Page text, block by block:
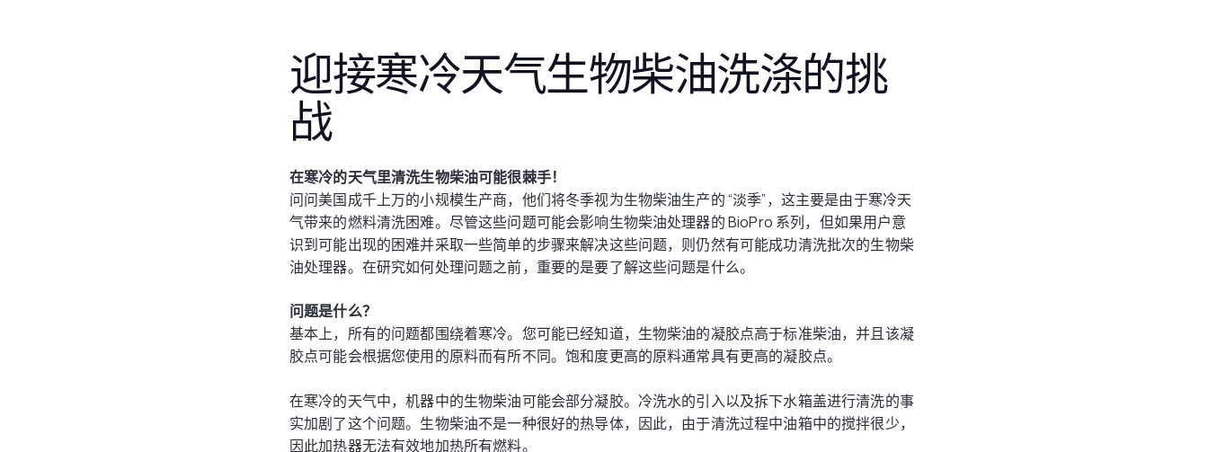
迎接寒冷天气生物柴油洗涤的挑
战
在寒冷的天气里清洗生物柴油可能很棘手！
问问美国成千上万的小规模生产商，他们将冬季视为生物柴油生产的 “淡季”，这主要是由于寒冷天
气带来的燃料清洗困难。尽管这些问题可能会影响生物柴油处理器的 BioPro 系列，但如果用户意
识到可能出现的困难并采取一些简单的步骤来解决这些问题，则仍然有可能成功清洗批次的生物柴
油处理器。在研究如何处理问题之前，重要的是要了解这些问题是什么。
问题是什么？
基本上，所有的问题都围绕着寒冷。您可能已经知道，生物柴油的凝胶点高于标准柴油，并且该凝
胶点可能会根据您使用的原料而有所不同。饱和度更高的原料通常具有更高的凝胶点。
在寒冷的天气中，机器中的生物柴油可能会部分凝胶。冷洗水的引入以及拆下水箱盖进行清洗的事
实加剧了这个问题。生物柴油不是一种很好的热导体，因此，由于清洗过程中油箱中的搅拌很少，
因此加热器无法有效地加热所有燃料。